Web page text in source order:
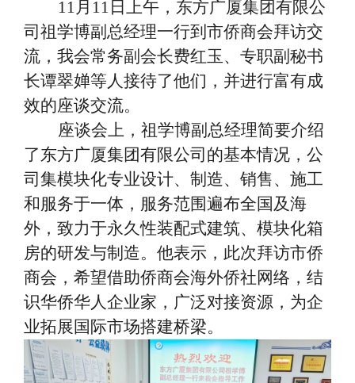
11月11日上午，东方广厦集团有限公
司祖学博副总经理一行到市侨商会拜访交
流，我会常务副会长费红玉、专职副秘书
长谭翠婵等人接待了他们， 并进行富有成
效的座谈交流。
座谈会上， 祖学博副总经理简要介绍
了东方广厦集团有限公司的基本情况，公
司集模块化专业设计、制造、销售、施工
和服务于一体，服务范围遍布全国及海
外，致力于永久性装配式建筑、模块化箱
房的研发与制造。他表示，此次拜访市侨
商会，希望借助侨商会海外侨社网络，结
识华侨华人企业家，广泛对接资源，为企
业拓展国际市场搭建桥梁。